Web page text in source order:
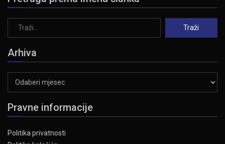
Arhiva
Pravne informacije
Politika privatnosti